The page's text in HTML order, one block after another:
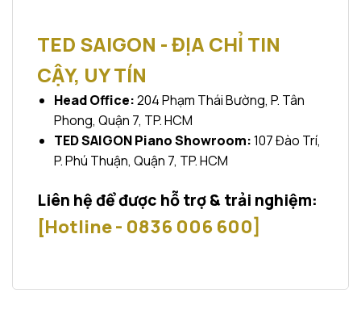
TED SAIGON - ĐỊA CHỈ TIN
CẬY, UY TÍN
Head Office:204 Phạm Thái Bường, P. Tân
Phong, Quận 7, TP. HCM
TED SAIGON Piano Showroom:107 Đào Trí,
P. Phú Thuận, Quận 7, TP. HCM
Liên hệ để được hỗ trợ & trải nghiệm:
[Hotline - 0836 006 600]